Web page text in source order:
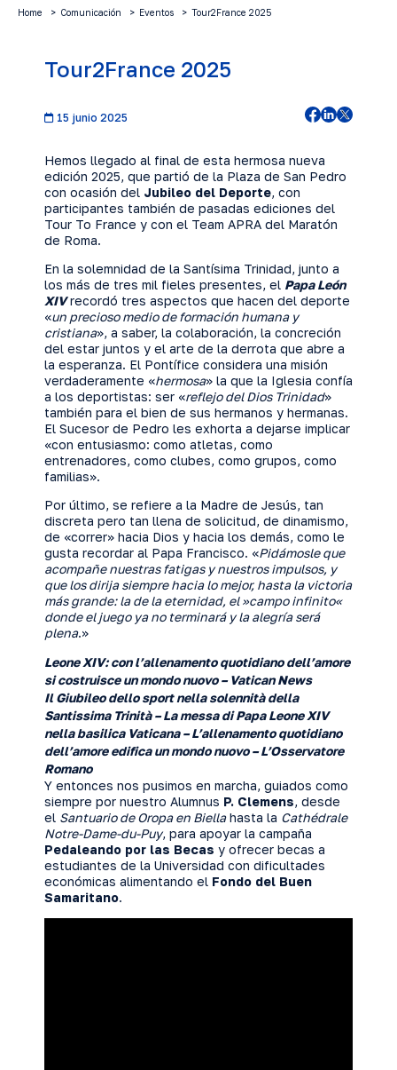
Home Comunicación Eventos Tour2France 2025
Tour2France 2025
15 junio 2025
Hemos llegado al final de esta hermosa nueva
edición 2025, que partió de la Plaza de San Pedro
con ocasión del Jubileo del Deporte, con
participantes también de pasadas ediciones del
Tour To France y con el Team APRA del Maratón
de Roma.
En la solemnidad de la Santísima Trinidad, junto a
los más de tres mil fieles presentes, el Papa León
XIVrecordó tres aspectos que hacen del deporte
«un precioso medio de formación humana y
cristiana», a saber, la colaboración, la concreción
del estar juntos y el arte de la derrota que abre a
la esperanza. El Pontífice considera una misión
verdaderamente «hermosa» la que la Iglesia confía
a los deportistas: ser «reflejo del Dios Trinidad»
también para el bien de sus hermanos y hermanas.
El Sucesor de Pedro les exhorta a dejarse implicar
«con entusiasmo: como atletas, como
entrenadores, como clubes, como grupos, como
familias».
Por último, se refiere a la Madre de Jesús, tan
discreta pero tan llena de solicitud, de dinamismo,
de «correr» hacia Dios y hacia los demás, como le
gusta recordar al Papa Francisco. «Pidámosle que
acompañe nuestras fatigas y nuestros impulsos, y
que los dirija siempre hacia lo mejor, hasta la victoria
más grande: la de la eternidad, el »campo infinito«
donde el juego ya no terminará y la alegría será
plena.»
Leone XIV: con l’allenamento quotidiano dell’amore
si costruisce un mondo nuovo – Vatican News
Il Giubileo dello sport nella solennità della
Santissima Trinità – La messa di Papa Leone XIV
nella basilica Vaticana – L’allenamento quotidiano
dell’amore edifica un mondo nuovo – L’Osservatore
Romano
Y entonces nos pusimos en marcha, guiados como
siempre por nuestro Alumnus P. Clemens, desde
el Santuario de Oropa en Biellahasta la Cathédrale
Notre-Dame-du-Puy, para apoyar la campaña
Pedaleando por las Becas y ofrecer becas a
estudiantes de la Universidad con dificultades
económicas alimentando el Fondo del Buen
Samaritano.